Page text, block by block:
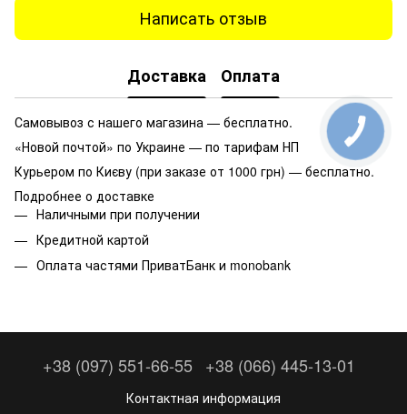
Написать отзыв
Доставка Оплата
Самовывоз с нашего магазина — бесплатно.
«Новой почтой» по Украине — по тарифам НП
Курьером по Києву (при заказе от 1000 грн) — бесплатно.
Подробнее о доставке
Наличными при получении
Кредитной картой
Оплата частями ПриватБанк и monobank
+38 (097) 551-66-55 +38 (066) 445-13-01
Контактная информация